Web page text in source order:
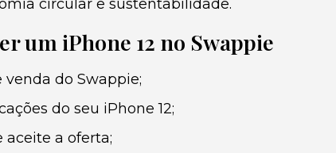
circular e sustentabilidade.
um iPhone 12 no Swappie
venda do Swappie;
do seu iPhone 12;
aceite a oferta;